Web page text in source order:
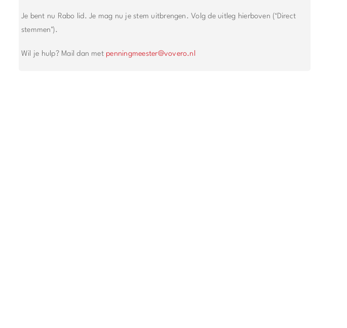
Je bent nu Rabo lid. Je mag nu je stem uitbrengen. Volg de uitleg hierboven (‘Direct
stemmen’).
Wil je hulp? Mail dan met penningmeester@vovero.nl